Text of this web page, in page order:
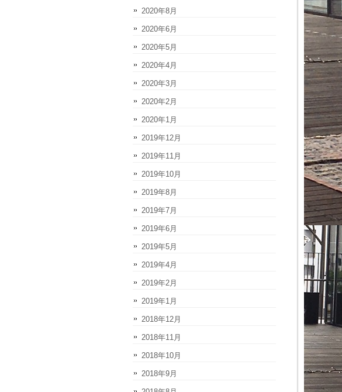
2020年8月
2020年6月
2020年5月
2020年4月
2020年3月
2020年2月
2020年1月
2019年12月
2019年11月
2019年10月
2019年8月
2019年7月
2019年6月
2019年5月
2019年4月
2019年2月
2019年1月
2018年12月
2018年11月
2018年10月
2018年9月